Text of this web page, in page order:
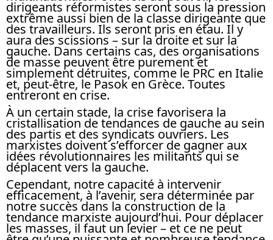
dirigeants réformistes seront sous la pression
extrême aussi bien de la classe dirigeante que
des travailleurs. Ils seront pris en étau. Il y
aura des scissions – sur la droite et sur la
gauche. Dans certains cas, des organisations
de masse peuvent être purement et
simplement détruites, comme le PRC en Italie
et, peut-être, le Pasok en Grèce. Toutes
entreront en crise.
À un certain stade, la crise favorisera la
cristallisation de tendances de gauche au sein
des partis et des syndicats ouvriers. Les
marxistes doivent s’efforcer de gagner aux
idées révolutionnaires les militants qui se
déplacent vers la gauche.
Cependant, notre capacité à intervenir
efficacement, à l’avenir, sera déterminée par
notre succès dans la construction de la
tendance marxiste aujourd’hui. Pour déplacer
les masses, il faut un levier – et ce ne peut